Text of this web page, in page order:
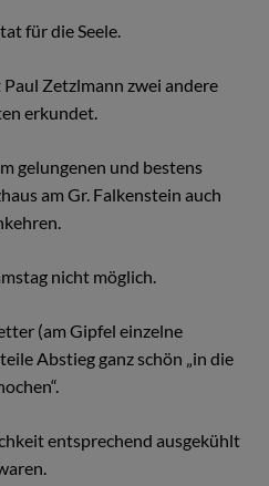
für die Seele.
Zetzlmann zwei andere
erkundet.
gelungenen und bestens
am Gr. Falkenstein auch
nicht möglich.
(am Gipfel einzelne
Abstieg ganz schön „in die
entsprechend ausgekühlt